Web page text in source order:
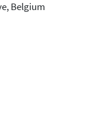
Belgium